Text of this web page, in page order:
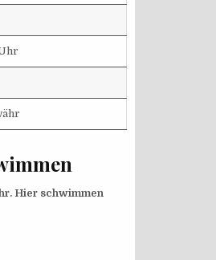
Hier schwimmen